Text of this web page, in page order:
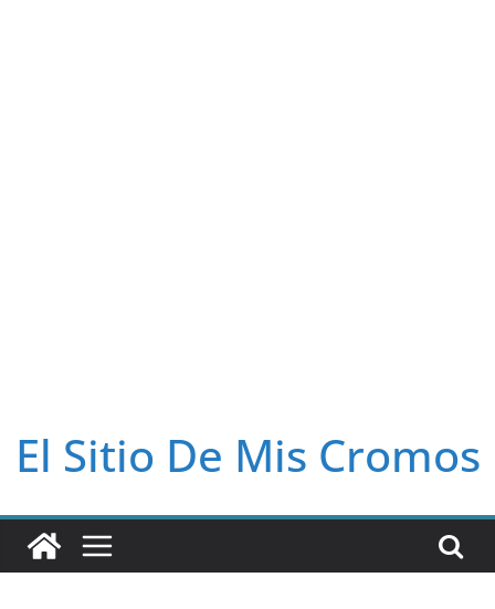
El Sitio De Mis Cromos